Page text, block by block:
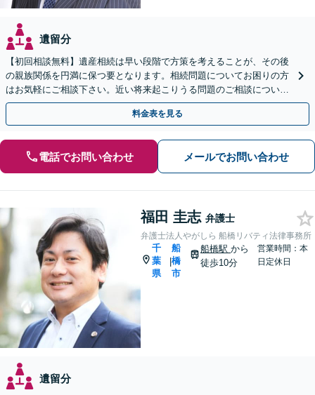
遺留分
【初回相談無料】遺産相続は早い段階で方策を考えることが、その後
の親族関係を円満に保つ要となります。相続問題についてお困りの方
はお気軽にご相談下さい。近い将来起こりうる問題のご相談について
も承っています。
料金表を見る
電話でお問い合わせ メールでお問い合わせ
福田 圭志 弁護士
弁護士法人やがしら 船橋リバティ法律事務所
千
葉
県
|
船
橋
市
船橋駅 から
徒歩10分
営業時間：本
日定休日
遺留分